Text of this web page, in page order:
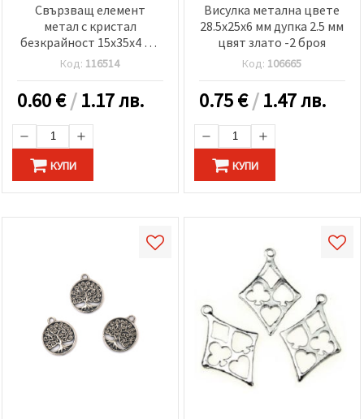
Свързващ елемент
метал с кристал
безкрайност 15x35x4 мм
дупка 2 мм цвят злато -2
броя
Код: 116514
0.60€/1.17 лв.
КУПИ
Висулка метална цвете
28.5x25x6 мм дупка 2.5 мм
цвят злато -2 броя
Код: 106665
0.75€/1.47 лв.
КУПИ